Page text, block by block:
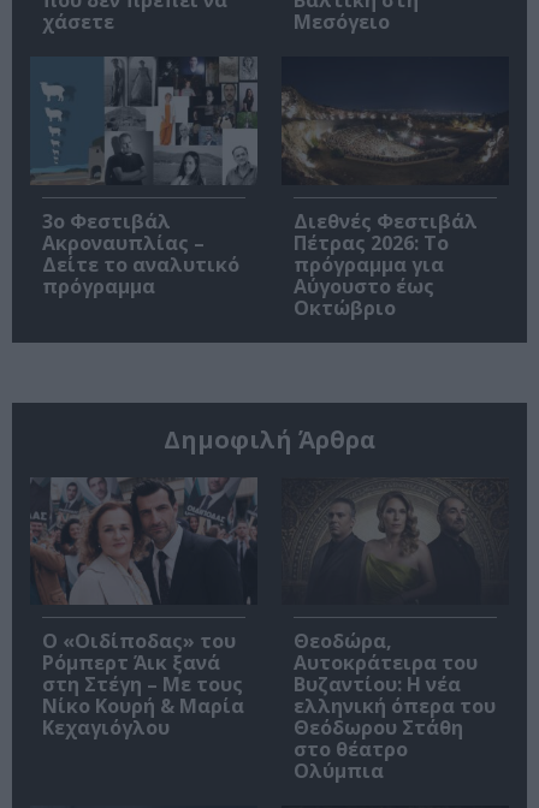
χάσετε
Μεσόγειο
3ο Φεστιβάλ
Ακροναυπλίας –
Δείτε το αναλυτικό
πρόγραμμα
Διεθνές Φεστιβάλ
Πέτρας 2026: Το
πρόγραμμα για
Αύγουστο έως
Οκτώβριο
Δημοφιλή Άρθρα
O «Οιδίποδας» του
Ρόμπερτ Άικ ξανά
στη Στέγη – Με τους
Νίκο Κουρή & Μαρία
Κεχαγιόγλου
Θεοδώρα,
Αυτοκράτειρα του
Βυζαντίου: Η νέα
ελληνική όπερα του
Θεόδωρου Στάθη
στο θέατρο
Ολύμπια